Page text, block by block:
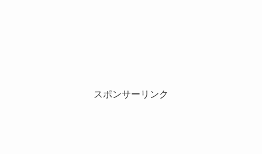
スポンサーリンク